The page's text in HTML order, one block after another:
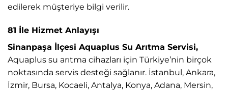
edilerek müşteriye bilgi verilir.
81 İle Hizmet Anlayışı
Sinanpaşa İlçesi Aquaplus Su Arıtma Servisi,
Aquaplus su arıtma cihazları için Türkiye’nin birçok
noktasında servis desteği sağlanır. İstanbul, Ankara,
İzmir, Bursa, Kocaeli, Antalya, Konya, Adana, Mersin,